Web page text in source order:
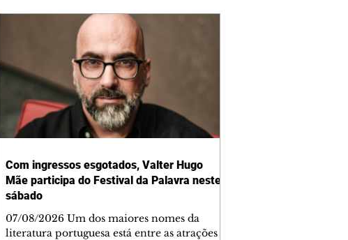
Com ingressos esgotados, Valter Hugo
Mãe participa do Festival da Palavra neste
sábado
07/08/2026 Um dos maiores nomes da
literatura portuguesa está entre as atrações